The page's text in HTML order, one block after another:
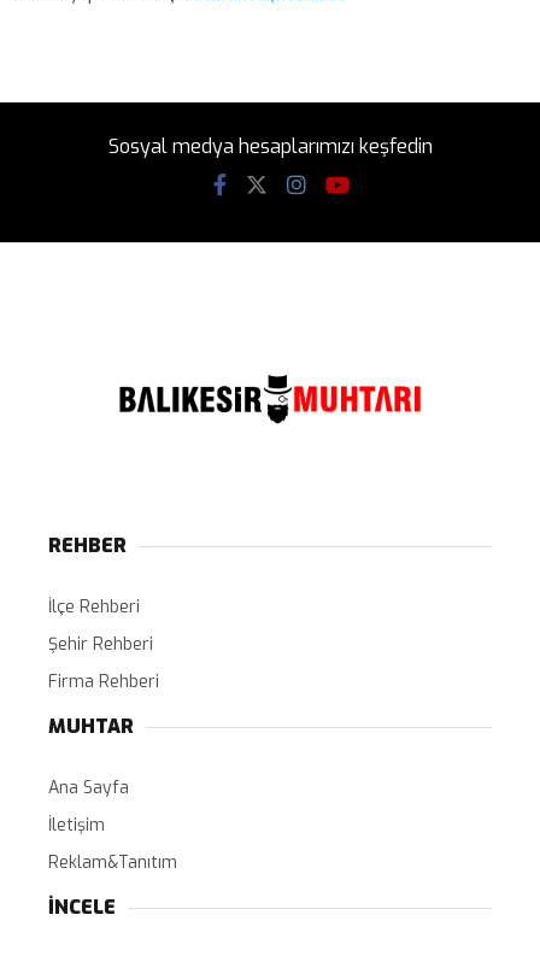
Sosyal medya hesaplarımızı keşfedin
REHBER
İlçe Rehberi
Şehir Rehberi
Firma Rehberi
MUHTAR
Ana Sayfa
İletişim
Reklam&Tanıtım
İNCELE